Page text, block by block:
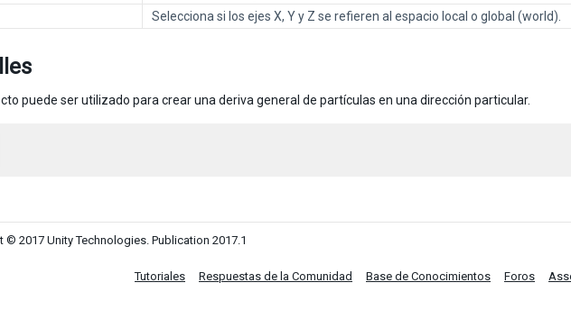
Selecciona si los ejes X, Y y Z se refieren al espacio local o global (world).
puede ser utilizado para crear una deriva general de partículas en una dirección particular.
© 2017 Unity Technologies. Publication 2017.1
Tutoriales Respuestas de la Comunidad Base de Conocimientos Foros